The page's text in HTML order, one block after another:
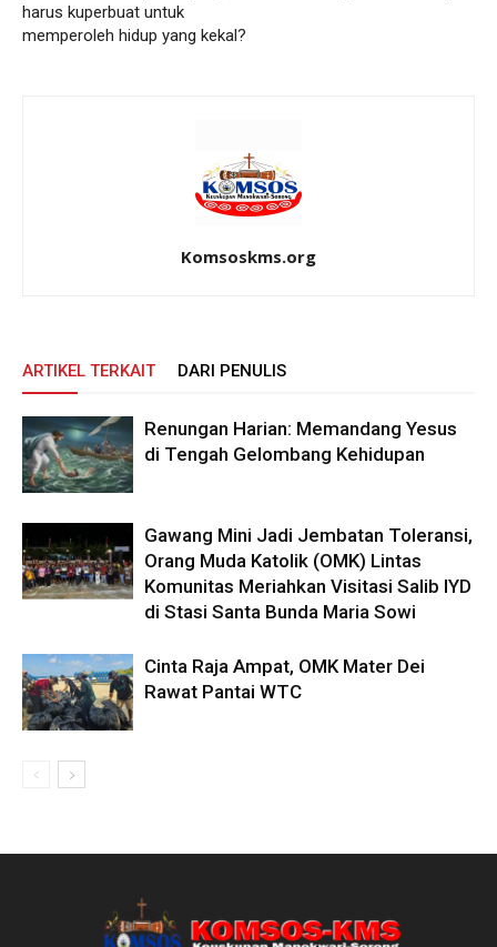
harus kuperbuat untuk
memperoleh hidup yang kekal?
Komsoskms.org
ARTIKEL TERKAIT DARI PENULIS
Renungan Harian: Memandang Yesus
di Tengah Gelombang Kehidupan
Gawang Mini Jadi Jembatan Toleransi,
Orang Muda Katolik (OMK) Lintas
Komunitas Meriahkan Visitasi Salib IYD
di Stasi Santa Bunda Maria Sowi
Cinta Raja Ampat, OMK Mater Dei
Rawat Pantai WTC